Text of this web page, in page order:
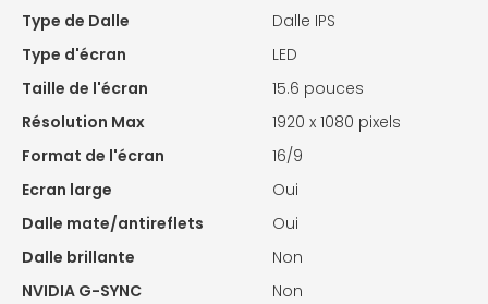
Type de Dalle
Dalle IPS
Type d'écran
LED
Taille de l'écran
15.6 pouces
Résolution Max
1920 x 1080 pixels
Format de l'écran
16/9
Ecran large
Oui
Dalle mate/antireflets
Oui
Dalle brillante
Non
NVIDIA G-SYNC
Non